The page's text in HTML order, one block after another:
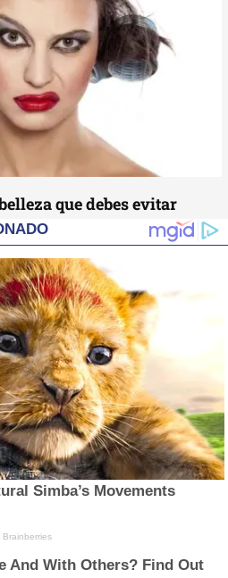
que debes evitar
Simba’s Movements
Brainberries
And With Others? Find Out